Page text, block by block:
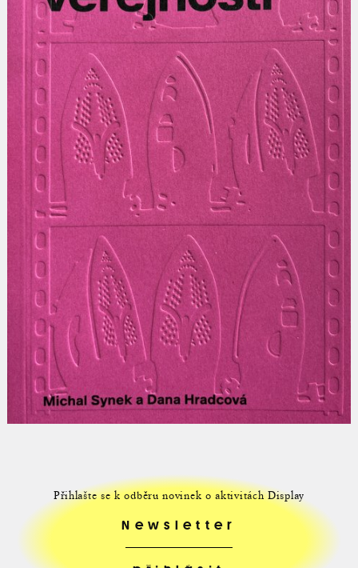
Přihlašte se k odběru novinek o aktivitách Display
Newsletter